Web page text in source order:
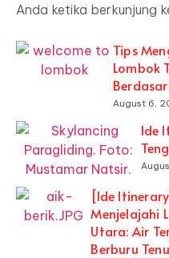
Anda ketika berkunjung
Tips
Lombok
August 6,
Ide
[Ide
Menjelajahi
Utara: Air
Berburu